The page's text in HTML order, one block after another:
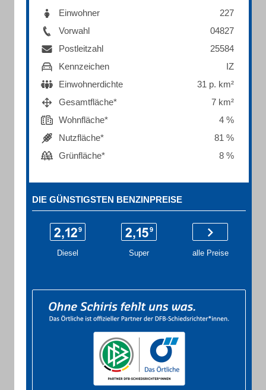
Einwohner
227
Vorwahl
04827
Postleitzahl
25584
Kennzeichen
IZ
Einwohnerdichte
31 p. km²
Gesamtfläche*
7 km²
Wohnfläche*
4 %
Nutzfläche*
81 %
Grünfläche*
8 %
DIE GÜNSTIGSTEN BENZINPREISE
Diesel Super alle Preise